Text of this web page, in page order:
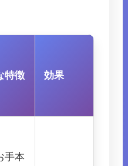
特徴 効果
手本